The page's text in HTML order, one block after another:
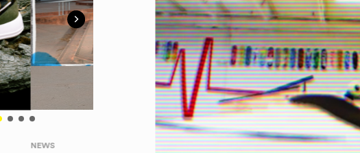
VOICE OF FREEDOM RANDOM